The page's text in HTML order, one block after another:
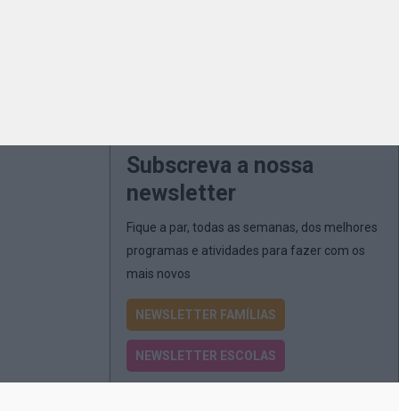
Subscreva a nossa
newsletter
Fique a par, todas as semanas, dos melhores
programas e atividades para fazer com os
mais novos
NEWSLETTER FAMÍLIAS
NEWSLETTER ESCOLAS